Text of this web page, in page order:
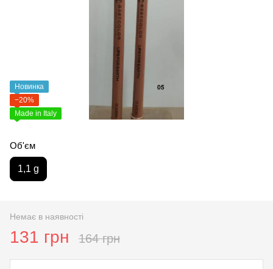
Новинка
−20%
Made in Italy
Об'єм
1,1 g
Немає в наявності
131 грн 164 грн